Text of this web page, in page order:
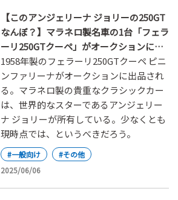
【このアンジェリーナ ジョリーの250GT
なんぼ？】マラネロ製名車の1台「フェラ
ーリ250GTクーペ」がオークションに！
その価格は？
1958年製のフェラーリ250GTクーペ ピニ
ンファリーナがオークションに出品され
る。マラネロ製の貴重なクラシックカー
は、世界的なスターであるアンジェリー
ナ ジョリーが所有している。少なくとも
現時点では、というべきだろう。
#一般向け
#その他
2025/06/06